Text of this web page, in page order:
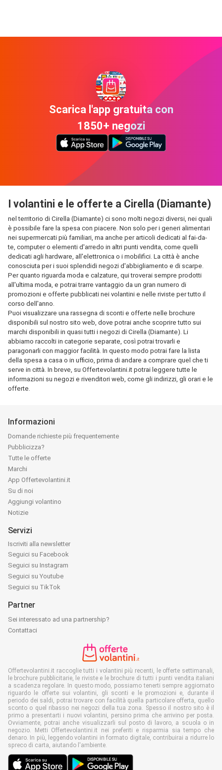
Scarica l'app gratuita con
1850+ negozi
I volantini e le offerte a Cirella (Diamante)
nel territorio di Cirella (Diamante) ci sono molti negozi diversi, nei quali
è possibile fare la spesa con piacere. Non solo per i generi alimentari
nei supermercati più familiari, ma anche per articoli dedicati al fai-da-
te, computer o elementi d'arredo in altri punti vendita, come quelli
dedicati agli hardware, all'elettronica o i mobilifici. La città è anche
conosciuta per i suoi splendidi negozi d'abbigliamento e di scarpe.
Per quanto riguarda moda e calzature, qui troverai sempre prodotti
all'ultima moda, e potrai trarre vantaggio da un gran numero di
promozioni e offerte pubblicati nei volantini e nelle riviste per tutto il
corso dell'anno.
Puoi visualizzare una rassegna di sconti e offerte nelle brochure
disponibili sul nostro sito web, dove potrai anche scoprire tutto sui
marchi disponibili in quasi tutti i negozi di Cirella (Diamante). Li
abbiamo raccolti in categorie separate, così potrai trovarli e
paragonarli con maggior facilità. In questo modo potrai fare la lista
della spesa a casa o in ufficio, prima di andare a comprare quel che ti
serve in città. In breve, su Offertevolantini.it potrai leggere tutte le
informazioni su negozi e rivenditori web, come gli indirizzi, gli orari e le
offerte.
Informazioni
Domande richieste più frequentemente
Pubblicizza?
Tutte le offerte
Marchi
App Offertevolantini.it
Su di noi
Aggiungi volantino
Notizie
Servizi
Iscriviti alla newsletter
Seguici su Facebook
Seguici su Instagram
Seguici su Youtube
Seguici su TikTok
Partner
Sei interessato ad una partnership?
Contattaci
Offertevolantini.it raccoglie tutti i volantini più recenti, le offerte settimanali,
le brochure pubblicitarie, le riviste e le brochure di tutti i punti vendita italiani
a scadenza regolare. In questo modo, possiamo tenerti sempre aggiornato
riguardo le offerte sui volantini, gli sconti e le promozioni e, durante il
periodo dei saldi, potrai trovare con facilità quella particolare offerta, quello
sconto o quel ribasso nei negozi della tua zona. Spesso il nostro sito è il
primo a presentarti i nuovi volantini, persino prima che arrivino per posta.
Ovviamente, potrai anche visualizzarli sul posto di lavoro, a scuola o in
negozio. Metti Offertevolantini.it nei preferiti e risparmia sia tempo che
denaro. In più, leggendo volantini in formato digitale, contribuirai a ridurre lo
spreco di carta, aiutando l'ambiente.